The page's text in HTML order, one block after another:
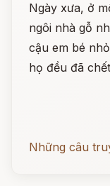
Ngày xưa, ở
ngôi nhà gỗ
cậu em bé
họ đều đã
Những câu